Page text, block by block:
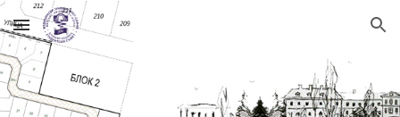
Skip to main content Skip to navigation